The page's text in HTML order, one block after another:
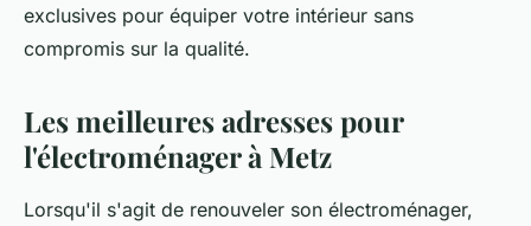
exclusives pour équiper votre intérieur sans
compromis sur la qualité.
Les meilleures adresses pour
l'électroménager à Metz
Lorsqu'il s'agit de renouveler son électroménager,